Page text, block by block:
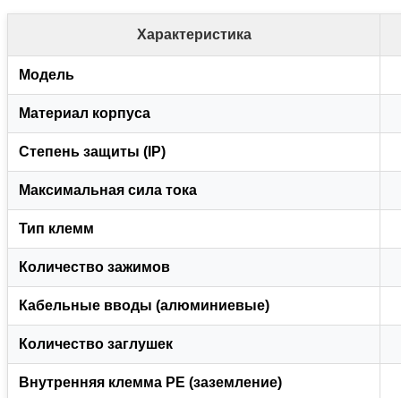
Характеристика
Модель
Материал корпуса
Степень защиты (IP)
Максимальная сила тока
Тип клемм
Количество зажимов
Кабельные вводы (алюминиевые)
Количество заглушек
Внутренняя клемма РЕ (заземление)